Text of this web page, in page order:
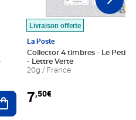
Ajouter au panier
Livraison offerte
La Poste
Collector 4 timbres - Le Petit
- Lettre Verte
20g / France
7,50€